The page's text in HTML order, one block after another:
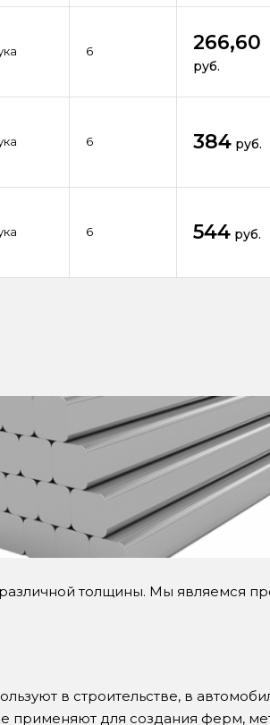
6 266,60
руб.
6 384 руб.
6 544 руб.
различной толщины. Мы являемся
в строительстве, в
применяют для создания ферм,